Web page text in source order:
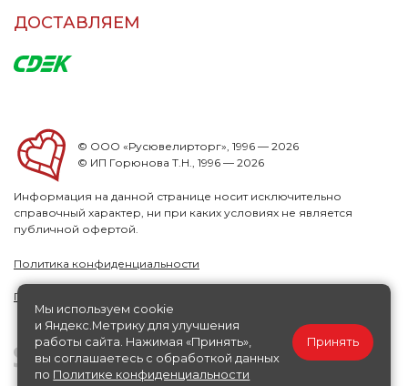
ДОСТАВЛЯЕМ
© ООО «Русювелирторг», 1996 — 2026
© ИП Горюнова Т.Н., 1996 — 2026
Информация на данной странице носит исключительно
справочный характер, ни при каких условиях не является
публичной офертой.
Политика конфиденциальности
Публичная офера
Мы используем cookie
и Яндекс.Метрику для улучшения
работы сайта. Нажимая «Принять»,
вы соглашаетесь с обработкой данных
по Политике конфиденциальности
Принять